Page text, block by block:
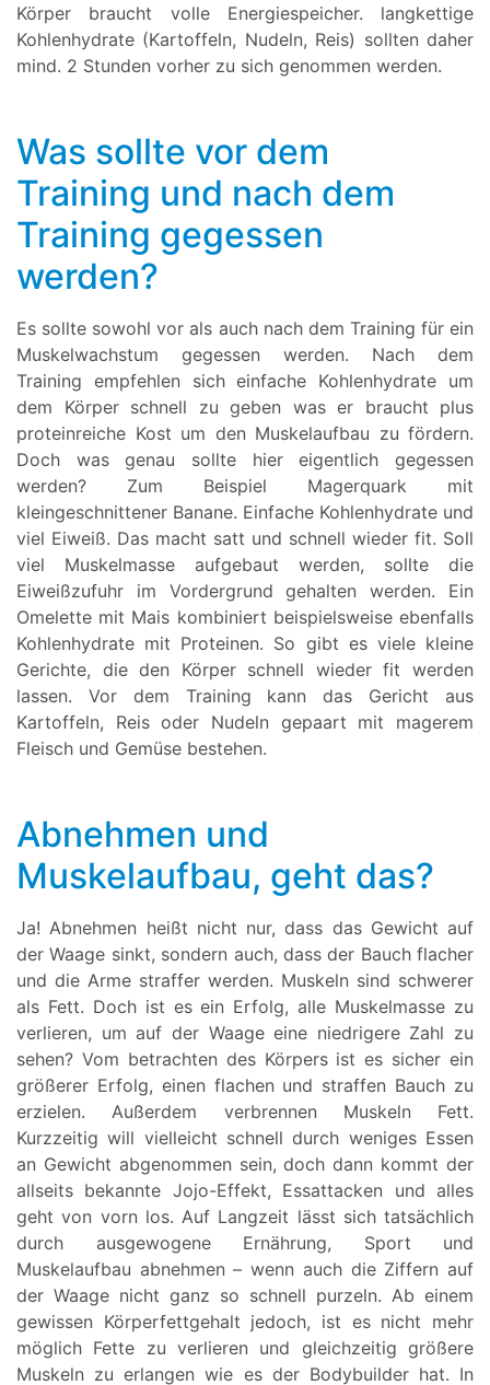
Körper braucht volle Energiespeicher. langkettige
Kohlenhydrate (Kartoffeln, Nudeln, Reis) sollten daher
mind. 2 Stunden vorher zu sich genommen werden.
Was sollte vor dem
Training und nach dem
Training gegessen
werden?
Es sollte sowohl vor als auch nach dem Training für ein
Muskelwachstum gegessen werden. Nach dem
Training empfehlen sich einfache Kohlenhydrate um
dem Körper schnell zu geben was er braucht plus
proteinreiche Kost um den Muskelaufbau zu fördern.
Doch was genau sollte hier eigentlich gegessen
werden? Zum Beispiel Magerquark mit
kleingeschnittener Banane. Einfache Kohlenhydrate und
viel Eiweiß. Das macht satt und schnell wieder fit. Soll
viel Muskelmasse aufgebaut werden, sollte die
Eiweißzufuhr im Vordergrund gehalten werden. Ein
Omelette mit Mais kombiniert beispielsweise ebenfalls
Kohlenhydrate mit Proteinen. So gibt es viele kleine
Gerichte, die den Körper schnell wieder fit werden
lassen. Vor dem Training kann das Gericht aus
Kartoffeln, Reis oder Nudeln gepaart mit magerem
Fleisch und Gemüse bestehen.
Abnehmen und
Muskelaufbau, geht das?
Ja! Abnehmen heißt nicht nur, dass das Gewicht auf
der Waage sinkt, sondern auch, dass der Bauch flacher
und die Arme straffer werden. Muskeln sind schwerer
als Fett. Doch ist es ein Erfolg, alle Muskelmasse zu
verlieren, um auf der Waage eine niedrigere Zahl zu
sehen? Vom betrachten des Körpers ist es sicher ein
größerer Erfolg, einen flachen und straffen Bauch zu
erzielen. Außerdem verbrennen Muskeln Fett.
Kurzzeitig will vielleicht schnell durch weniges Essen
an Gewicht abgenommen sein, doch dann kommt der
allseits bekannte Jojo-Effekt, Essattacken und alles
geht von vorn los. Auf Langzeit lässt sich tatsächlich
durch ausgewogene Ernährung, Sport und
Muskelaufbau abnehmen – wenn auch die Ziffern auf
der Waage nicht ganz so schnell purzeln. Ab einem
gewissen Körperfettgehalt jedoch, ist es nicht mehr
möglich Fette zu verlieren und gleichzeitig größere
Muskeln zu erlangen wie es der Bodybuilder hat. In